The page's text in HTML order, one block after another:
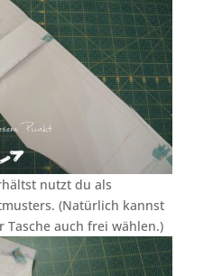
nutzt du als
(Natürlich kannst
auch frei wählen.)